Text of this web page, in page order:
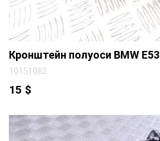
Кронштейн полуоси BMW E53
10151082
15 $